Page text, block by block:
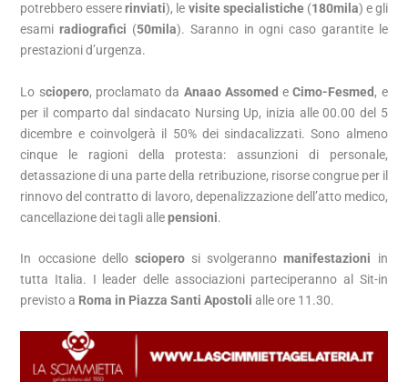
potrebbero essererinviati), le visite specialistiche(180mila) e gli
esamiradiografici (50mila). Saranno in ogni caso garantite le
prestazioni d’urgenza.
Lo sciopero, proclamato da Anaao Assomed eCimo-Fesmed, e
per il comparto dal sindacato Nursing Up, inizia alle 00.00 del 5
dicembre e coinvolgerà il 50% dei sindacalizzati. Sono almeno
cinque le ragioni della protesta: assunzioni di personale,
detassazione di una parte della retribuzione, risorse congrue per il
rinnovo del contratto di lavoro, depenalizzazione dell’atto medico,
cancellazione dei tagli allepensioni.
In occasione dello scioperosi svolgerannomanifestazioni in
tutta Italia. I leader delle associazioni parteciperanno al Sit-in
previsto a Roma in Piazza Santi Apostoli alle ore 11.30.